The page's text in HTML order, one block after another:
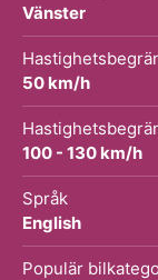
Vänster
50 km/h
100 - 130 km/h
Språk
English
Populär